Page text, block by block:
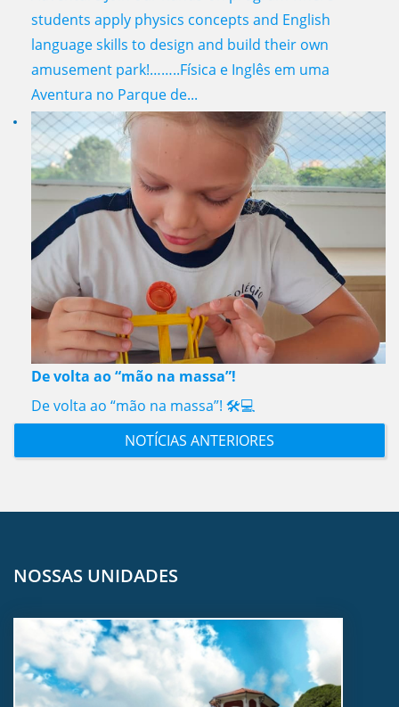
students apply physics concepts and English
language skills to design and build their own
amusement park!……..Física e Inglês em uma
Aventura no Parque de...
De volta ao “mão na massa”!
De volta ao “mão na massa”! 🛠️💻
NOTÍCIAS ANTERIORES
NOSSAS UNIDADES